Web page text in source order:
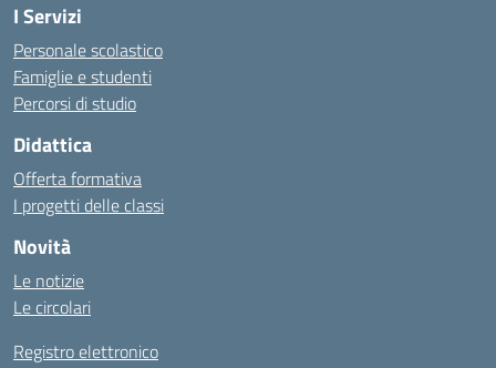
I Servizi
Personale scolastico
Famiglie e studenti
Percorsi di studio
Didattica
Offerta formativa
I progetti delle classi
Novità
Le notizie
Le circolari
Registro elettronico